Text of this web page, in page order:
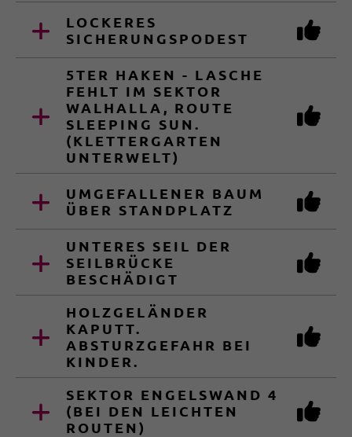
LOCKERES
SICHERUNGSPODEST
5TER HAKEN - LASCHE
FEHLT IM SEKTOR
WALHALLA, ROUTE
SLEEPING SUN.
(KLETTERGARTEN
UNTERWELT)
UMGEFALLENER BAUM
ÜBER STANDPLATZ
UNTERES SEIL DER
SEILBRÜCKE
BESCHÄDIGT
HOLZGELÄNDER
KAPUTT.
ABSTURZGEFAHR BEI
KINDER.
SEKTOR ENGELSWAND 4
(BEI DEN LEICHTEN
ROUTEN)